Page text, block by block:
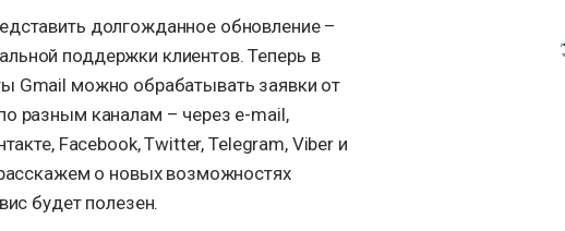
долгожданное обновление –
поддержки клиентов. Теперь в
Gmail можно обрабатывать заявки от
разным каналам – через e-mail,
Facebook, Twitter, Telegram, Viber и
о новых возможностях
будет полезен.